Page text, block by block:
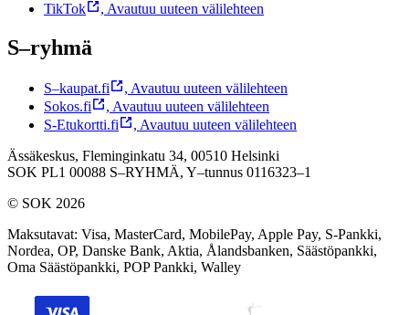
TikTok
, Avautuu uuteen välilehteen
S–ryhmä
S–kaupat.fi , Avautuu uuteen välilehteen
Sokos.fi
, Avautuu uuteen välilehteen
S-Etukortti.fi
, Avautuu uuteen välilehteen
Ässäkeskus, Fleminginkatu 34, 00510 Helsinki
SOK PL1 00088 S–RYHMÄ, Y–tunnus 0116323–1
© SOK 2026
Maksutavat: Visa, MasterCard, MobilePay, Apple Pay, S-Pankki,
Nordea, OP, Danske Bank, Aktia, Ålandsbanken, Säästöpankki,
Oma Säästöpankki, POP Pankki, Walley